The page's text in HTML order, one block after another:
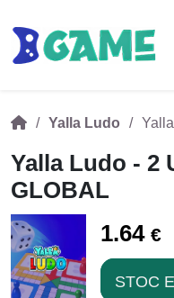
Yalla Ludo
Yalla Ludo - 2
GLOBAL
1.64 €
STOC